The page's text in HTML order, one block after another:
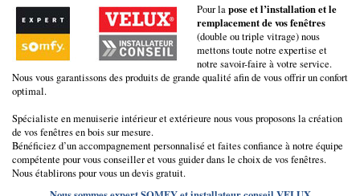
Pour lapose et l’installation et le
remplacement de vos fenêtres
(double ou triple vitrage) nous
mettons toute notre expertise et
notre savoir-faire à votre service.
Nous vous garantissons des produits de grande qualité afin de vous offrir un confort
optimal.
Spécialiste en menuiserie intérieur et extérieure nous vous proposons la création
de vos fenêtres en bois sur mesure.
Bénéficiez d’un accompagnement personnalisé et faites confiance à notre équipe
compétente pour vous conseiller et vous guider dans le choix de vos fenêtres.
Nous établirons pour vous un devis gratuit.